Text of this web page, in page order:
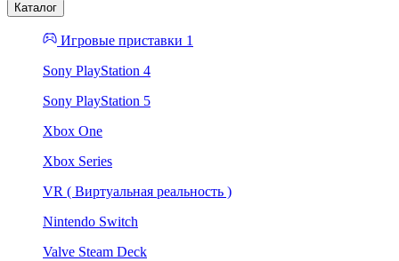
Каталог
Игровые приставки 1
Sony PlayStation 4
Sony PlayStation 5
Xbox One
Xbox Series
VR ( Виртуальная реальность )
Nintendo Switch
Valve Steam Deck